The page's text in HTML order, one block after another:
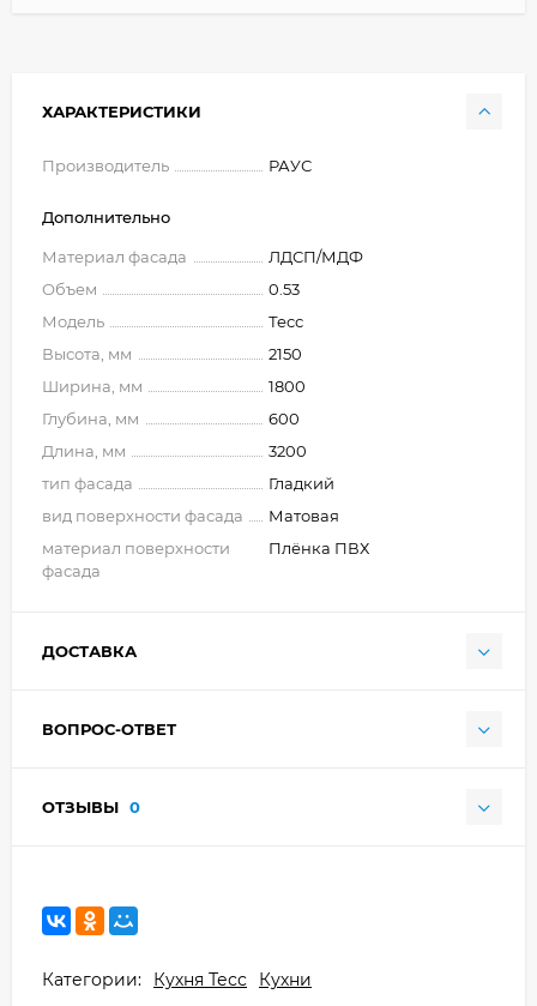
ХАРАКТЕРИСТИКИ
Производитель РАУС
Дополнительно
Материал фасада
ЛДСП/МДФ
Объем
0.53
Модель
Тесс
Высота, мм
2150
Ширина, мм
1800
Глубина, мм
600
Длина, мм
3200
тип фасада
Гладкий
вид поверхности фасада
Матовая
материал поверхности
фасада
Плёнка ПВХ
ДОСТАВКА
ВОПРОС-ОТВЕТ
ОТЗЫВЫ 0
Категории: Кухня Тесс Кухни